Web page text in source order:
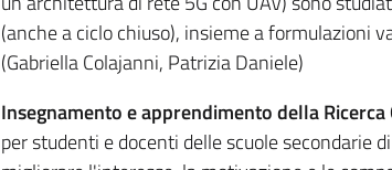
(anche a ciclo chiuso), insieme a formulazioni
(Gabriella Colajanni, Patrizia Daniele)
Insegnamento e apprendimento della
per studenti e docenti delle scuole secondarie